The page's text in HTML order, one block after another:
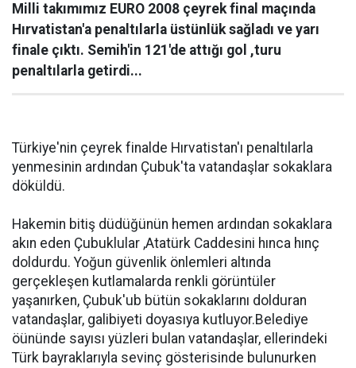
Milli takımımız EURO 2008 çeyrek final maçında
Hırvatistan'a penaltılarla üstünlük sağladı ve yarı
finale çıktı. Semih'in 121'de attığı gol ,turu
penaltılarla getirdi...
Türkiye'nin çeyrek finalde Hırvatistan'ı penaltılarla
yenmesinin ardından Çubuk'ta vatandaşlar sokaklara
döküldü.
Hakemin bitiş düdüğünün hemen ardından sokaklara
akın eden Çubuklular ,Atatürk Caddesini hınca hınç
doldurdu. Yoğun güvenlik önlemleri altında
gerçekleşen kutlamalarda renkli görüntüler
yaşanırken, Çubuk'ub bütün sokaklarını dolduran
vatandaşlar, galibiyeti doyasıya kutluyor.Belediye
öününde sayısı yüzleri bulan vatandaşlar, ellerindeki
Türk bayraklarıyla sevinç gösterisinde bulunurken